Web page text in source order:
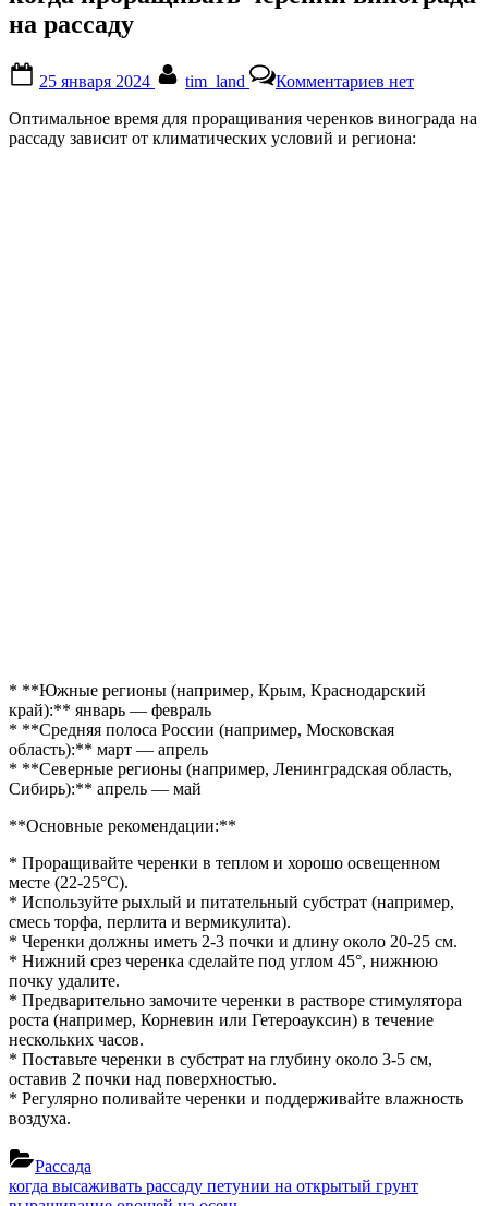
на рассаду
on
25 января 2024 tim_land Комментариевзаписи
проращивать
черенки
нет
Оптимальное время для проращивания черенков винограда на
рассаду зависит от климатических условий и региона:
* **Южные регионы (например, Крым, Краснодарский
край):** январь — февраль
* **Средняя полоса России (например, Московская
область):** март — апрель
* **Северные регионы (например, Ленинградская область,
Сибирь):** апрель — май
**Основные рекомендации:**
* Проращивайте черенки в теплом и хорошо освещенном
месте (22-25°C).
* Используйте рыхлый и питательный субстрат (например,
смесь торфа, перлита и вермикулита).
* Черенки должны иметь 2-3 почки и длину около 20-25 см.
* Нижний срез черенка сделайте под углом 45°, нижнюю
почку удалите.
* Предварительно замочите черенки в растворе стимулятора
роста (например, Корневин или Гетероауксин) в течение
нескольких часов.
* Поставьте черенки в субстрат на глубину около 3-5 см,
оставив 2 почки над поверхностью.
* Регулярно поливайте черенки и поддерживайте влажность
воздуха.
Рассада
Навигация
Previous
когда высаживать рассаду петунии на открытый грунт